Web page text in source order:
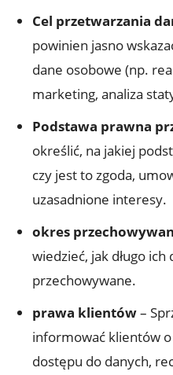
Cel przetwarzania
powinien jasno
dane osobowe (np.
marketing, analiza
Podstawa prawna
określić, na jakiej
czy jest to zgoda,
uzasadnione interesy.
okres
wiedzieć, jak długo ich
przechowywane.
prawa klientów–
informować klientów
dostępu do danych,